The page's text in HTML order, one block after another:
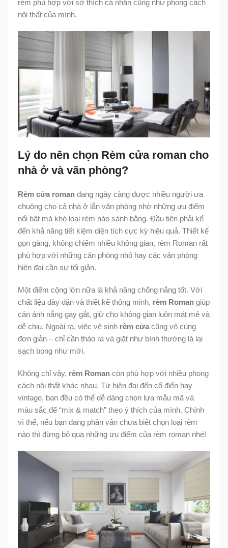
rèm phù hợp với sở thích cá nhân cũng như phong cách
nội thất của mình.
Lý do nên chọn Rèm cửa roman cho
nhà ở và văn phòng?
Rèm cửa roman đang ngày càng được nhiều người ưa
chuộng cho cả nhà ở lẫn văn phòng nhờ những ưu điểm
nổi bật mà khó loại rèm nào sánh bằng. Đầu tiên phải kể
đến khả năng tiết kiệm diện tích cực kỳ hiệu quả. Thiết kế
gọn gàng, không chiếm nhiều không gian, rèm Roman rất
phù hợp với những căn phòng nhỏ hay các văn phòng
hiện đại cần sự tối giản.
Một điểm cộng lớn nữa là khả năng chống nắng tốt. Với
chất liệu dày dặn và thiết kế thông minh, rèm Roman giúp
cản ánh nắng gay gắt, giữ cho không gian luôn mát mẻ và
dễ chịu. Ngoài ra, việc vệ sinh rèm cửa cũng vô cùng
đơn giản – chỉ cần tháo ra và giặt như bình thường là lại
sạch bong như mới.
Không chỉ vậy, rèm Roman còn phù hợp với nhiều phong
cách nội thất khác nhau. Từ hiện đại đến cổ điển hay
vintage, bạn đều có thể dễ dàng chọn lựa mẫu mã và
màu sắc để “mix & match” theo ý thích của mình. Chính
vì thế, nếu bạn đang phân vân chưa biết chọn loại rèm
nào thì đừng bỏ qua những ưu điểm của rèm roman nhé!